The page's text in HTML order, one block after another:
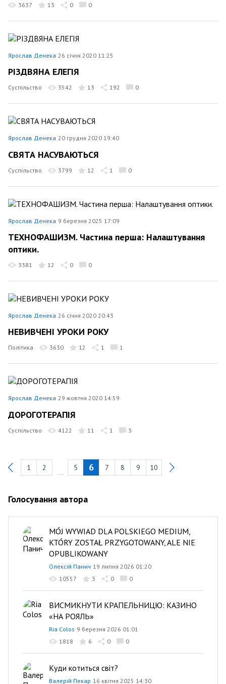
3637 13 0 0
Ярослав Денека 26 січня 2020 11:25
РІЗДВЯНА ЕЛЕГІЯ
Суспільство 3542 13 192 0
Ярослав Денека 20 грудня 2020 19:40
СВЯТА НАСУВАЮТЬСЯ
Суспільство 3799 12 1 0
Ярослав Денека 9 березня 2025 17:09
TEXHOФAШИЗM. Частина перша: Налаштування
оптики.
3381 12 0 0
Ярослав Денека 26 січня 2020 20:43
НЕВИВЧЕНІ УРОКИ РОКУ
Політика 3630 12 1 1
Ярослав Денека 29 жовтня 2020 14:59
ДОРОГОТЕРАПІЯ
Суспільство 4122 11 1 3
Previous
1 2 5 6 7 8 9 10
Голосування автора
MÓJ WYWIAD DLA POLSKIEGO MEDIUM,
KTÓRY ZOSTAŁ PRZYGOTOWANY, ALE NIE
OPUBLIKOWANY
Олексій Панич 19 липня 2026 01:20
10557
3 0 0
ВИСМИКНУТИ КРАПЕЛЬНИЦЮ: КАЗИНО
«НА РОЯЛЬ»
Ria Colos 9 березня 2026 01:01
1818
6 0 0
Куди котиться світ?
Валерій Пекар 16 квітня 2025 14:30